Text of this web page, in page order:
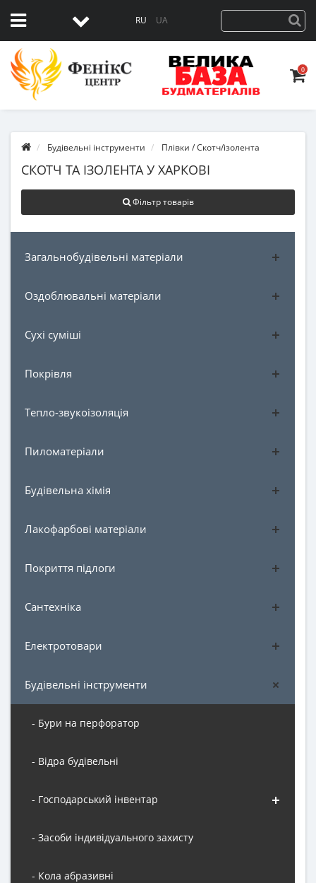
RU UA
0
Будівельні інструменти Плівки / Скотч/ізолента
СКОТЧ ТА ІЗОЛЕНТА У ХАРКОВІ
Фільтр товарів
Загальнобудівельні матеріали
Оздоблювальні матеріали
Сухі суміші
Покрівля
Тепло-звукоізоляція
Пиломатеріали
Будівельна хімія
Лакофарбові матеріали
Покриття підлоги
Сантехніка
Електротовари
Будівельні інструменти
- Бури на перфоратор
- Відра будівельні
- Господарський інвентар
- Засоби індивідуального захисту
- Кола абразивні